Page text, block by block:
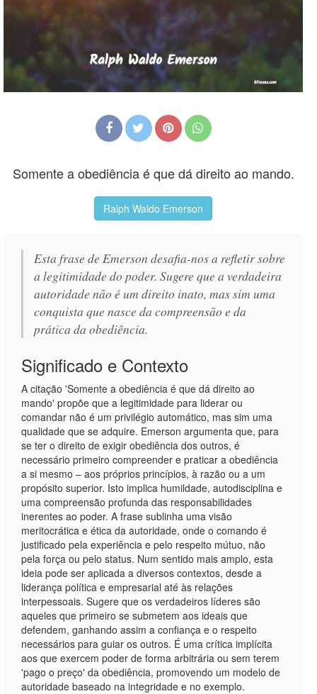
Somente a obediência é que dá direito ao mando.
Ralph Waldo Emerson
Esta frase de Emerson desafia-nos a refletir sobre
a legitimidade do poder. Sugere que a verdadeira
autoridade não é um direito inato, mas sim uma
conquista que nasce da compreensão e da
prática da obediência.
Significado e Contexto
A citação 'Somente a obediência é que dá direito ao
mando' propõe que a legitimidade para liderar ou
comandar não é um privilégio automático, mas sim uma
qualidade que se adquire. Emerson argumenta que, para
se ter o direito de exigir obediência dos outros, é
necessário primeiro compreender e praticar a obediência
a si mesmo – aos próprios princípios, à razão ou a um
propósito superior. Isto implica humildade, autodisciplina e
uma compreensão profunda das responsabilidades
inerentes ao poder. A frase sublinha uma visão
meritocrática e ética da autoridade, onde o comando é
justificado pela experiência e pelo respeito mútuo, não
pela força ou pelo status. Num sentido mais amplo, esta
ideia pode ser aplicada a diversos contextos, desde a
liderança política e empresarial até às relações
interpessoais. Sugere que os verdadeiros líderes são
aqueles que primeiro se submetem aos ideais que
defendem, ganhando assim a confiança e o respeito
necessários para guiar os outros. É uma crítica implícita
aos que exercem poder de forma arbitrária ou sem terem
'pago o preço' da obediência, promovendo um modelo de
autoridade baseado na integridade e no exemplo.